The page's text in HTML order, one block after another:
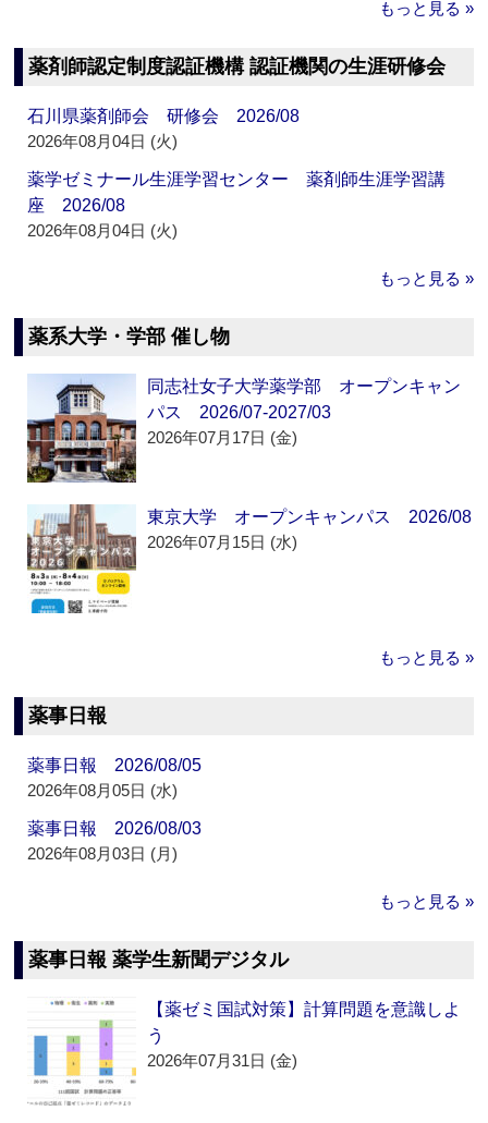
もっと見る »
薬剤師認定制度認証機構 認証機関の生涯研修会
石川県薬剤師会 研修会 2026/08
2026年08月04日 (火)
薬学ゼミナール生涯学習センター 薬剤師生涯学習講
座 2026/08
2026年08月04日 (火)
もっと見る »
薬系大学・学部 催し物
同志社女子大学薬学部 オープンキャン
パス 2026/07-2027/03
2026年07月17日 (金)
東京大学 オープンキャンパス 2026/08
2026年07月15日 (水)
もっと見る »
薬事日報
薬事日報 2026/08/05
2026年08月05日 (水)
薬事日報 2026/08/03
2026年08月03日 (月)
もっと見る »
薬事日報 薬学生新聞デジタル
【薬ゼミ国試対策】計算問題を意識しよ
う
2026年07月31日 (金)